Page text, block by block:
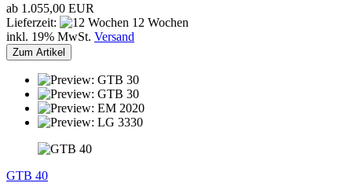
ab 1.055,00 EUR
Lieferzeit:
12 Wochen
inkl. 19% MwSt. Versand
Zum Artikel
GTB 40